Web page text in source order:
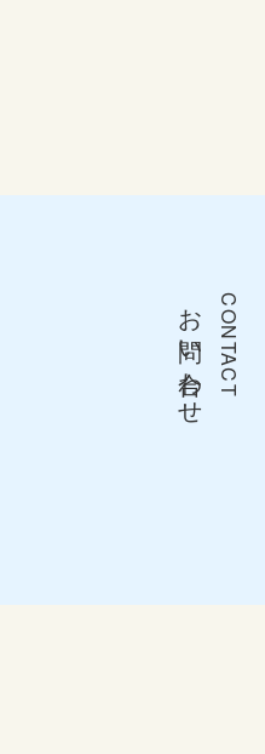
CONTACT
お問い合わせ